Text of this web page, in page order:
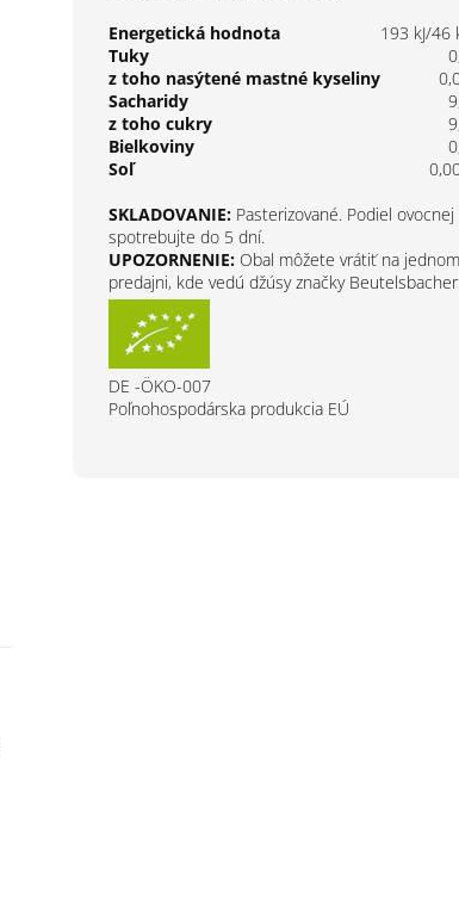
Energetická hodnota
193 kJ/46
Tuky
z toho nasýtené mastné kyseliny
Sacharidy
z toho cukry
Bielkoviny
Soľ
SKLADOVANIE: Pasterizované. Podiel
spotrebujte do 5 dní.
UPOZORNENIE: Obal môžete vrátiť na
predajni, kde vedú džúsy značky
DE -ÖKO-007
Poľnohospodárska produkcia EÚ